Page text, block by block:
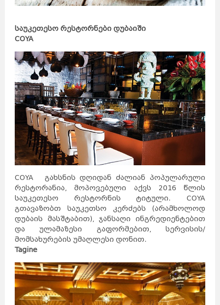
საუკეთესო რესტორნები დუბაიში
COYA
COYA გახსნის დღიდან ძალიან პოპულარული
რესტორანია, მოპოვებული აქვს 2016 წლის
საუკეთესო რესტორნის ტიტული. COYA
გთავაზობთ საუკეთსო კერძებს (არამხოლოდ
დუბაის მასშტაბით), ჯანსაღი ინგრედიენტებით
და ულამაზესი გაფორმებით, სერვისის/
მომსახურების უმაღლესი დონით.
Tagine